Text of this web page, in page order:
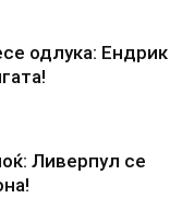
одлука: Ендрик
Ливерпул се